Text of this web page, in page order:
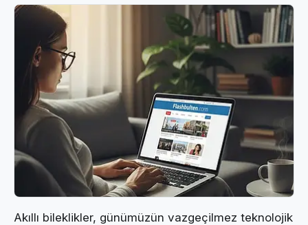
Akıllı bileklikler, günümüzün vazgeçilmez teknolojik